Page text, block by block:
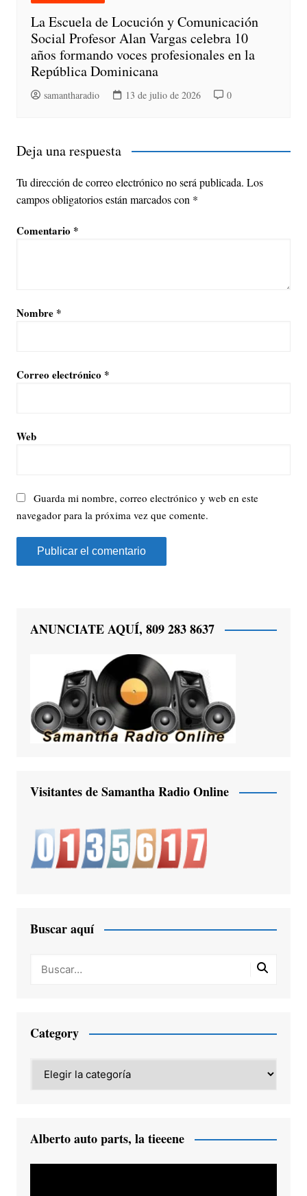
La Escuela de Locución y Comunicación
Social Profesor Alan Vargas celebra 10
años formando voces profesionales en la
República Dominicana
samantharadio 13 de julio de 2026 0
Deja una respuesta
Tu dirección de correo electrónico no será publicada. Los
campos obligatorios están marcados con *
Comentario *
Nombre *
Correo electrónico *
Web
Guarda mi nombre, correo electrónico y web en este
navegador para la próxima vez que comente.
ANUNCIATE AQUÍ, 809 283 8637
Visitantes de Samantha Radio Online
Buscar aquí
Category
Category
Alberto auto parts, la tieeene